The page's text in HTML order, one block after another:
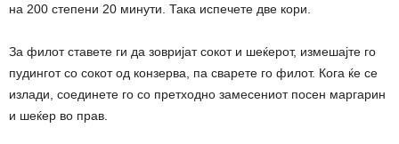
на 200 степени 20 минути. Така испечете две кори.
За филот ставете ги да зовријат сокот и шеќерот, измешајте го
пудингот со сокот од конзерва, па сварете го филот. Кога ќе се
излади, соединете го со претходно замесениот посен маргарин
и шеќер во прав.